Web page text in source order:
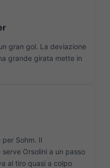
gran gol. La deviazione
grande girata mette in
Sohm. Il
Orsolini a un passo
al tiro quasi a colpo